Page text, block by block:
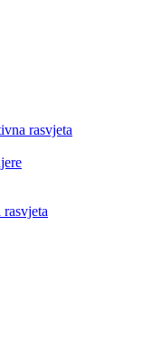
rasvjeta